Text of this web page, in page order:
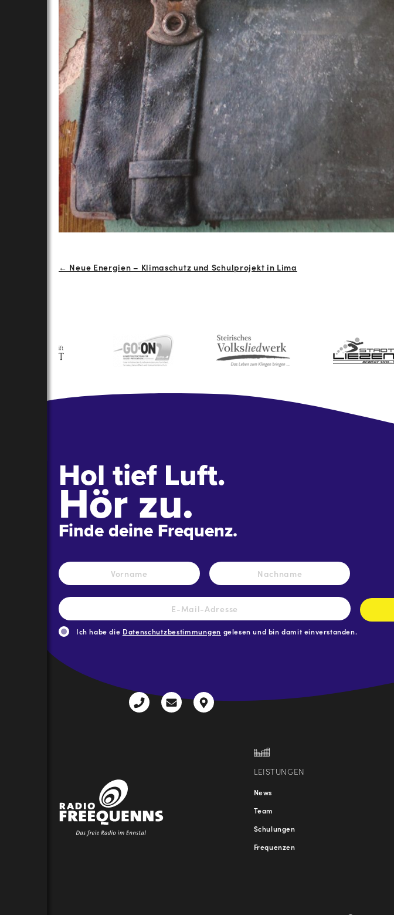
← Neue Energien – Klimaschutz und Schulprojekt in Lima
Hol tief Luft.
Hör zu.
Finde deine Frequenz.
Name *
Vorname Nachname
E-
Mail-
Adresse *
Ich habe die Datenschutzbestimmungen gelesen und bin damit einverstanden.
+43
radio@freequenns.at
Kulturhausstraße
LEISTUNGEN
News
Team
Schulungen
Frequenzen